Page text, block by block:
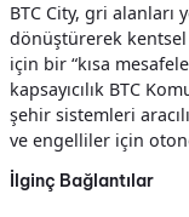
BTC City, gri alanları
dönüştürerek kentsel
için bir “kısa
kapsayıcılık BTC
şehir sistemleri
ve engelliler için
İlginç Bağlantılar